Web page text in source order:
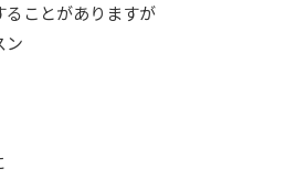
ことがありますが
ン